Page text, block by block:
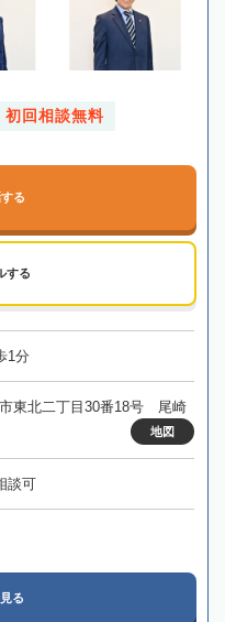
初回相談無料
る
する
1分
東北二丁目30番18号 尾崎
地図
談可
る